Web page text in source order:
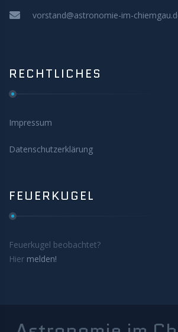
vorstand@astronomie-im-
RECHTLICHES
Impressum
Datenschutzerklärung
FEUERKUGEL
Feuerkugel beobachtet?
Hier melden!